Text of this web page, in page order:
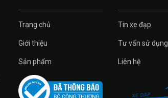
Trang chủ
Giới thiệu
Sản phẩm
Tin xe đạp
Tư vấn sử dụng
Liên hệ